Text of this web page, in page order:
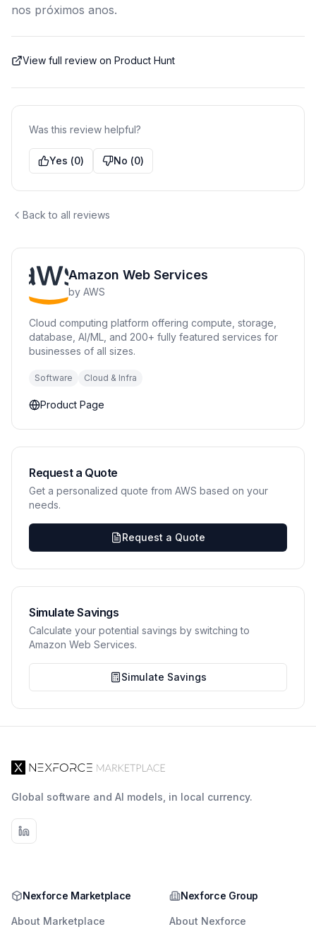
nos próximos anos.
View full review on Product Hunt
Was this review helpful?
Yes (0) No (0)
Back to all reviews
Amazon Web Services
by AWS
Cloud computing platform offering compute, storage,
database, AI/ML, and 200+ fully featured services for
businesses of all sizes.
Software Cloud & Infra
Product Page
Request a Quote
Get a personalized quote from AWS based on your
needs.
Request a Quote
Simulate Savings
Calculate your potential savings by switching to
Amazon Web Services.
Simulate Savings
Global software and AI models, in local currency.
Nexforce Marketplace
About Marketplace
Nexforce Group
About Nexforce